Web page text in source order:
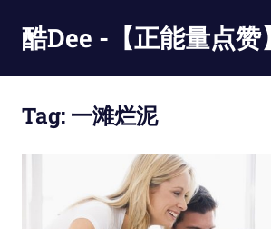
content
酷Dee -【正能量点赞】
最
Tag: 一滩烂泥